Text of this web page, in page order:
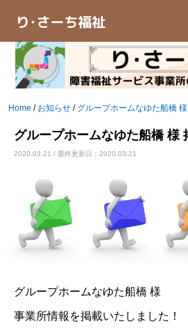
Home / お知らせ / グループホームなゆた船橋
グループホームなゆた船橋 様
2020.03.21 / 最終更新日：2020.03.21
グループホームなゆた船橋 様
事業所情報を掲載いたしました！